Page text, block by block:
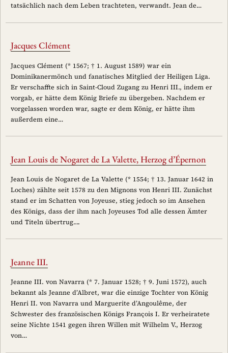
tatsächlich nach dem Leben trachteten, verwandt. Jean de…
Jacques Clément
Jacques Clément (* 1567; † 1. August 1589) war ein
Dominikanermönch und fanatisches Mitglied der Heiligen Liga.
Er verschaffte sich in Saint-Cloud Zugang zu Henri III., indem er
vorgab, er hätte dem König Briefe zu übergeben. Nachdem er
vorgelassen worden war, sagte er dem König, er hätte ihm
außerdem eine…
Jean Louis de Nogaret de La Valette, Herzog d’Épernon
Jean Louis de Nogaret de La Valette (* 1554; † 13. Januar 1642 in
Loches) zählte seit 1578 zu den Mignons von Henri III. Zunächst
stand er im Schatten von Joyeuse, stieg jedoch so im Ansehen
des Königs, dass der ihm nach Joyeuses Tod alle dessen Ämter
und Titeln übertrug….
Jeanne III.
Jeanne III. von Navarra (* 7. Januar 1528; † 9. Juni 1572), auch
bekannt als Jeanne d’Albret, war die einzige Tochter von König
Henri II. von Navarra und Marguerite d’Angoulême, der
Schwester des französischen Königs François I. Er verheiratete
seine Nichte 1541 gegen ihren Willen mit Wilhelm V., Herzog
von…